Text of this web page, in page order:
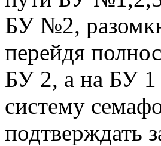
БУ №2,
перейдя
БУ 2, а на БУ 1
систему
подтверждать